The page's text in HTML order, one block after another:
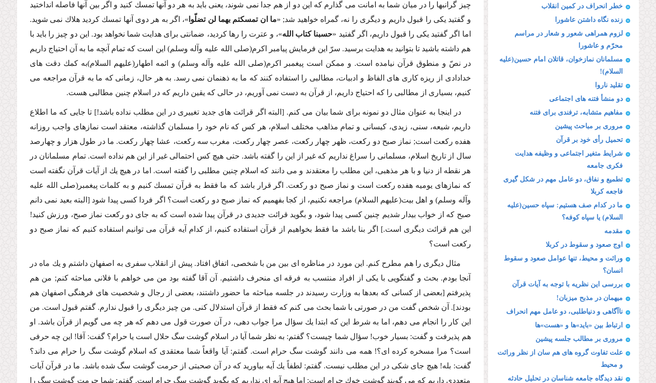
خطر انحراف در كمین انقلاب
زنده نگاه داشتن عاشورا
لزوم همراهى شعور و شعار در مراسم
محرّم و عاشورا
مسلمانان نمازخوان، قاتلان امام حسین(علیه
السلام)!
تقلید ناروا
دو منشأ فتنه هاى اجتماعى
مفاهیم متشابه، ترفندى براى فتنه
مرورى بر مباحث پیشین
تحمیل رأى خود بر قرآن
شرایط متغیر اجتماعى و وظیفه هدایت
فكرى جامعه
تطمیع و نفاق، دو عامل مهم در شكل گیرى
فاجعه كربلا
ما در كدام صف هستیم: سپاه حسین(علیه
السلام) یا سپاه كوفه؟
مقدمه
اوج صعود و سقوط در كربلا
وراثت و محیط، تنها عوامل صعود و سقوط
انسان؟
بررسى این نظریه با توجه به آیات قرآن
میهمان در مذبح میزبان!
ناآگاهى و دنیاطلبى، دو عامل مهم انحراف
ارتباط بین «باید»ها و «هست»ها
مرورى بر مطالب جلسه پیشین
علت تفاوت گروه هاى هم سان از نظر وراثت
و محیط
نقد دیدگاه جامعه شناسان در تحلیل حادثه
چیز گرانبها را در میان شما به امانت مى گذارم كه این دو از هم جدا نمى شوند، یعنى باید به هر دو آنها تمسك كنید و اگر بین آنها فاصله انداختید
و گفتید یكى را قبول داریم و دیگرى را نه، گمراه خواهید شد; «ما ان تمسكتم بهما لن تضلّوا »، اگر به هر دوى آنها تمسك كردید هلاك نمى شوید.
اما اگر گفتید یكى را قبول داریم، اگر گفتید «حسبنا كتاب الله»، و عترت را رها كردید، ضمانتى براى هدایت شما نخواهد بود. این دو چیز را باید با
هم داشته باشید تا بتوانید به هدایت برسید. سرّ این فرمایش پیامبر اكرم(صلى الله علیه وآله وسلم) این است كه تمام آنچه ما به آن احتیاج داریم
در نصّ و منطوق قرآن نیامده است. و ممكن است پیغمبر اكرم(صلى الله علیه وآله وسلم) و ائمه اطهار(علیهم السلام)به كمك دقت هاى
خدادادى از ریزه كارى هاى الفاظ و ادبیات، مطالبى را استفاده كنند كه ما به ذهنمان نمى رسد. به هر حال، زمانى كه ما به قرآن مراجعه مى
كنیم، بسیارى از مطالبى را كه احتیاج داریم، از قرآن به دست نمى آوریم، در حالى كه یقین داریم كه در اسلام چنین مطالبى هست.
در اینجا به عنوان مثال دو نمونه براى شما بیان مى كنم. [البته اگر قرائت هاى جدید تغییرى در این مطلب نداده باشد!] تا جایى كه ما اطلاع
داریم، شیعه، سنى، زیدى، كیسانى و تمام مذاهب مختلف اسلام، هر كس كه نام خود را مسلمان گذاشته، معتقد است نمازهاى واجب روزانه
هفده ركعت است; نماز صبح دو ركعت، ظهر چهار ركعت، عصر چهار ركعت، مغرب سه ركعت، عشا چهار ركعت. ما در طول هزار و چهارصد
سال از تاریخ اسلام، مسلمانى را سراغ نداریم كه غیر از این را گفته باشد. حتى هیچ كس احتمالى غیر از این هم نداده است. تمام مسلمانان در
هر نقطه از دنیا و با هر مذهبى، این مطلب را معتقدند و مى دانند كه اسلام چنین مطلبى را گفته است. اما در هیچ یك از آیات قرآن نگفته است
كه نمازهاى یومیه هفده ركعت است و نماز صبح دو ركعت. اگر قرار باشد كه ما فقط به قرآن تمسك كنیم و به كلمات پیغمبر(صلى الله علیه
وآله وسلم) و اهل بیت(علیهم السلام) مراجعه نكنیم، از كجا بفهمیم كه نماز صبح دو ركعت است؟ اگر فردا كسى پیدا شود [البته بعید نمى دانم
صبح كه از خواب بیدار شدیم چنین كسى پیدا شود، و بگوید قرائت جدیدى در قرآن پیدا شده است كه به جاى دو ركعت نماز صبح، ورزش كنید!
این هم قرائت دیگرى است.] اگر بنا باشد ما فقط بخواهیم از قرآن استفاده كنیم، از كدام آیه قرآن مى توانیم استفاده كنیم كه نماز صبح دو
ركعت است؟
مثال دیگرى را هم مطرح كنم. این مورد در مناظره اى بین من با شخصى، اتفاق افتاد. پیش از انقلاب سفرى به اصفهان داشتم و یك ماه در
آنجا بودم. بحث و گفتگویى با یكى از افراد منتسب به فرقه اى منحرف داشتیم. آن آقا گفته بود من مى خواهم با فلانى مباحثه كنم; من هم
پذیرفتم [بعضى از كسانى كه بعدها به وزارت رسیدند در جلسه مباحثه ما حضور داشتند، بعضى از رجال و شخصیت هاى فرهنگى اصفهان هم
بودند]. آن شخص گفت من در صورتى با شما بحث مى كنم كه فقط از قرآن استدلال كنى. من چیز دیگرى را قبول ندارم. گفتم قبول است. من
این كار را انجام مى دهم، اما به شرط این كه ابتدا یك سؤال مرا جواب دهى، در آن صورت قول مى دهم كه هر چه مى گویم از قرآن باشد. او
هم پذیرفت و گفت: بسیار خوب! سؤال شما چیست؟ گفتم: به نظر شما آیا در اسلام گوشت سگ حلال است یا حرام؟ گفت: آقا! این چه حرفى
است؟ مرا مسخره كرده اى؟! همه مى دانند گوشت سگ حرام است. گفتم: آیا واقعاً شما معتقدى كه اسلام گوشت سگ را حرام مى داند؟
گفت: بله! هیچ جاى شكى در این مطلب نیست. گفتم: لطفاً یك آیه بیاورید كه در آن صحبتى از حرمت گوشت سگ شده باشد. ما در قرآن آیات
متعددى داریم كه مى گویند گوشت خوك حرام است; اما هیچ آیه اى نداریم كه بگوید گوشت سگ حرام است. گفتم: شما حرمت گوشت سگ را